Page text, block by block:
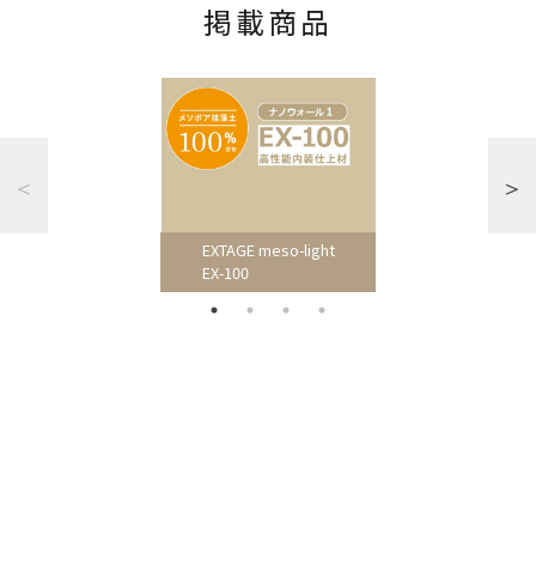
掲載商品
EXTAGE meso-light
EX-100